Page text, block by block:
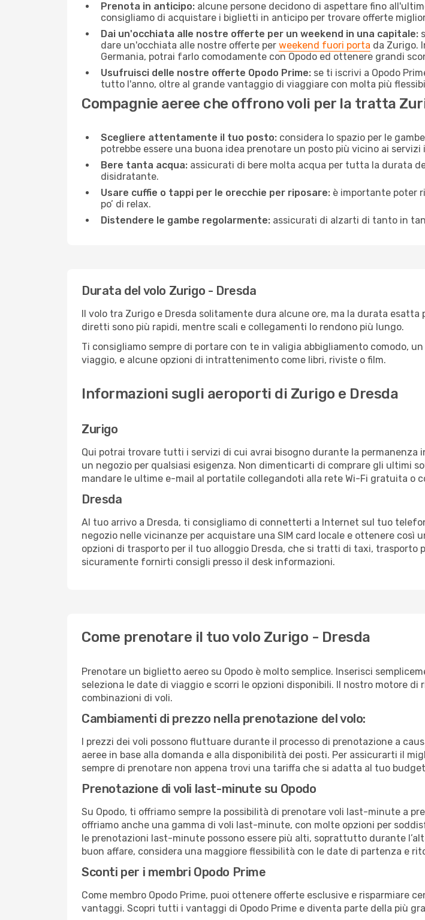
Prenota in anticipo: alcune persone decidono di aspettare fino
consigliamo di acquistare i biglietti in anticipo per trovare offerte
Dai un'occhiata alle nostre offerte per un weekend in una capitale:
dare un'occhiata alle nostre offerte per weekend fuori porta da Zurigo.
Germania, potrai farlo comodamente con Opodo ed ottenere grandi
Usufruisci delle nostre offerte Opodo Prime: se ti iscrivi a Opodo
tutto l'anno, oltre al grande vantaggio di viaggiare con molta più
Compagnie aeree che offrono voli per la tratta
Scegliere attentamente il tuo posto: considera lo spazio per le
potrebbe essere una buona idea prenotare un posto più vicino ai servizi
Bere tanta acqua: assicurati di bere molta acqua per tutta la durata
disidratante.
Usare cuffie o tappi per le orecchie per riposare: è importante poter
po’ di relax.
Distendere le gambe regolarmente: assicurati di alzarti di tanto in
Durata del volo Zurigo - Dresda
Il volo tra Zurigo e Dresda solitamente dura alcune ore, ma la durata
diretti sono più rapidi, mentre scali e collegamenti lo rendono più lungo.
Ti consigliamo sempre di portare con te in valigia abbigliamento comodo,
viaggio, e alcune opzioni di intrattenimento come libri, riviste o film.
Informazioni sugli aeroporti di Zurigo e Dresda
Zurigo
Qui potrai trovare tutti i servizi di cui avrai bisogno durante la permanenza
un negozio per qualsiasi esigenza. Non dimenticarti di comprare gli ultimi
mandare le ultime e-mail al portatile collegandoti alla rete Wi-Fi gratuita o
Dresda
Al tuo arrivo a Dresda, ti consigliamo di connetterti a Internet sul tuo
negozio nelle vicinanze per acquistare una SIM card locale e ottenere
opzioni di trasporto per il tuo alloggio Dresda, che si tratti di taxi, trasporto
sicuramente fornirti consigli presso il desk informazioni.
Come prenotare il tuo volo Zurigo - Dresda
Prenotare un biglietto aereo su Opodo è molto semplice. Inserisci
seleziona le date di viaggio e scorri le opzioni disponibili. Il nostro motore
combinazioni di voli.
Cambiamenti di prezzo nella prenotazione del volo:
I prezzi dei voli possono fluttuare durante il processo di prenotazione a
aeree in base alla domanda e alla disponibilità dei posti. Per assicurarti il
sempre di prenotare non appena trovi una tariffa che si adatta al tuo
Prenotazione di voli last-minute su Opodo
Su Opodo, ti offriamo sempre la possibilità di prenotare voli last-minute a
offriamo anche una gamma di voli last-minute, con molte opzioni per
le prenotazioni last-minute possono essere più alti, soprattutto durante
buon affare, considera una maggiore flessibilità con le date di partenza e
Sconti per i membri Opodo Prime
Come membro Opodo Prime, puoi ottenere offerte esclusive e risparmiare
vantaggi. Scopri tutti i vantaggi di Opodo Prime e diventa parte della più